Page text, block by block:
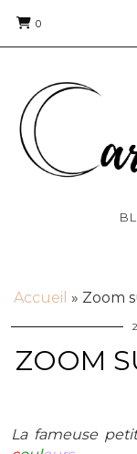
0
Accueil » Zoom
ZOOM
La fameuse